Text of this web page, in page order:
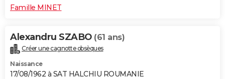
FORUM
Bricolage
Lifestyle
Culture
Sport
Auto
Television
Voyage
Cinema
Famille MINET
Alexandru SZABO (61 ans)
Créer une cagnotte obsèques
Naissance
17/08/1962 à SAT HALCHIU ROUMANIE